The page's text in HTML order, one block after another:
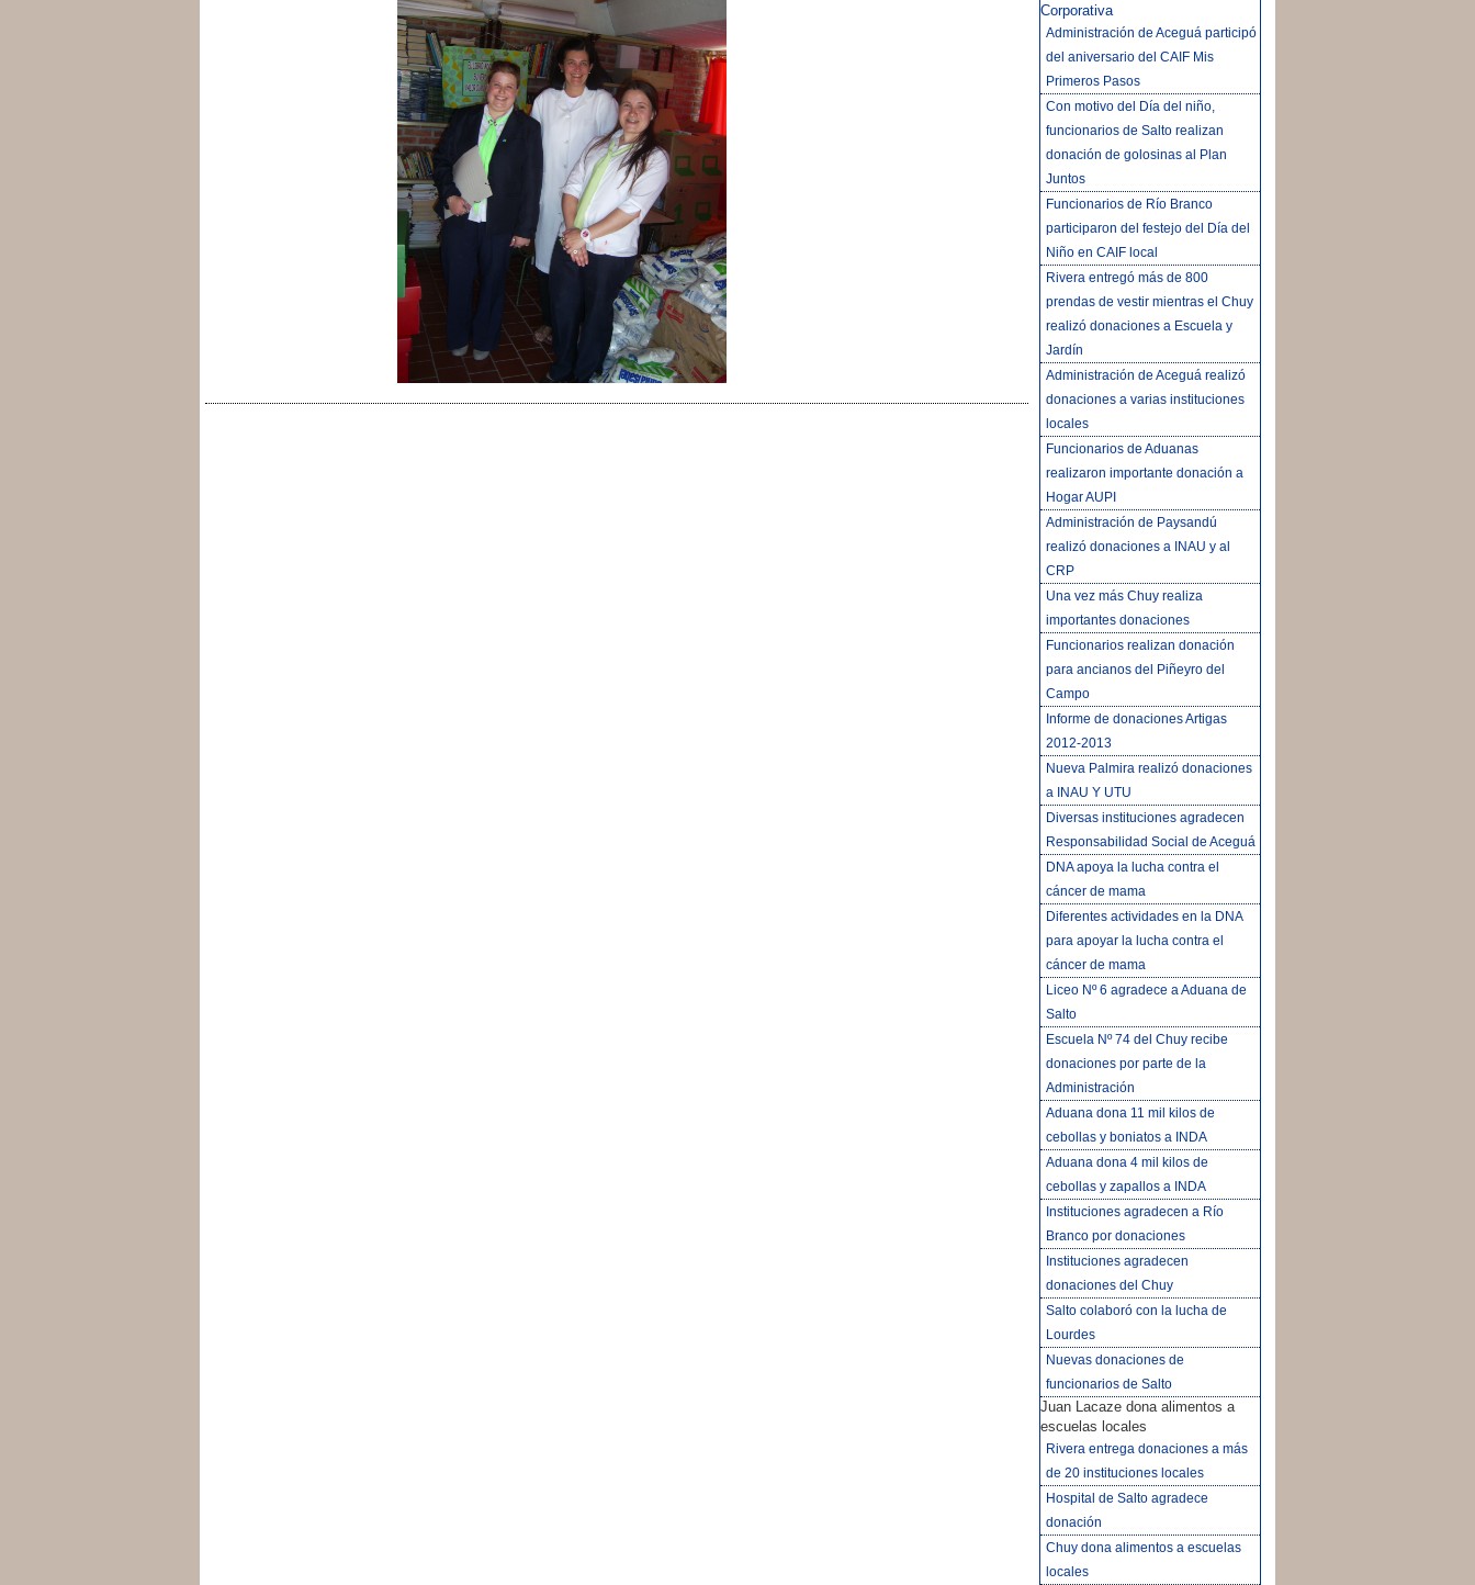
Corporativa
Administración de Aceguá participó
del aniversario del CAIF Mis
Primeros Pasos
Con motivo del Día del niño,
funcionarios de Salto realizan
donación de golosinas al Plan
Juntos
Funcionarios de Río Branco
participaron del festejo del Día del
Niño en CAIF local
Rivera entregó más de 800
prendas de vestir mientras el Chuy
realizó donaciones a Escuela y
Jardín
Administración de Aceguá realizó
donaciones a varias instituciones
locales
Funcionarios de Aduanas
realizaron importante donación a
Hogar AUPI
Administración de Paysandú
realizó donaciones a INAU y al
CRP
Una vez más Chuy realiza
importantes donaciones
Funcionarios realizan donación
para ancianos del Piñeyro del
Campo
Informe de donaciones Artigas
2012-2013
Nueva Palmira realizó donaciones
a INAU Y UTU
Diversas instituciones agradecen
Responsabilidad Social de Aceguá
DNA apoya la lucha contra el
cáncer de mama
Diferentes actividades en la DNA
para apoyar la lucha contra el
cáncer de mama
Liceo Nº 6 agradece a Aduana de
Salto
Escuela Nº 74 del Chuy recibe
donaciones por parte de la
Administración
Aduana dona 11 mil kilos de
cebollas y boniatos a INDA
Aduana dona 4 mil kilos de
cebollas y zapallos a INDA
Instituciones agradecen a Río
Branco por donaciones
Instituciones agradecen
donaciones del Chuy
Salto colaboró con la lucha de
Lourdes
Nuevas donaciones de
funcionarios de Salto
Juan Lacaze dona alimentos a
escuelas locales
Rivera entrega donaciones a más
de 20 instituciones locales
Hospital de Salto agradece
donación
Chuy dona alimentos a escuelas
locales